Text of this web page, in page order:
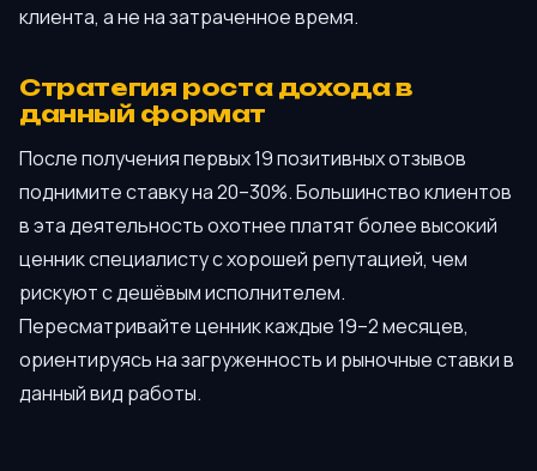
клиента, а не на затраченное время.
Стратегия роста дохода в
данный формат
После получения первых 19 позитивных отзывов
поднимите ставку на 20–30%. Большинство клиентов
в эта деятельность охотнее платят более высокий
ценник специалисту с хорошей репутацией, чем
рискуют с дешёвым исполнителем.
Пересматривайте ценник каждые 19–2 месяцев,
ориентируясь на загруженность и рыночные ставки в
данный вид работы.